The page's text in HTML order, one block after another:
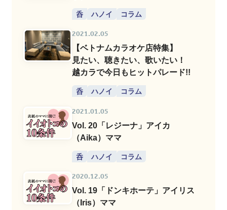
呑 ハノイ コラム
2021.02.05
【ベトナムカラオケ店特集】
見たい、聴きたい、歌いたい！
越カラで今日もヒットパレード!!
呑 ハノイ コラム
2021.01.05
Vol. 20「レジーナ」アイカ
（Aika）ママ
呑 ハノイ コラム
2020.12.05
Vol. 19「ドンキホーテ」アイリス
（Iris）ママ